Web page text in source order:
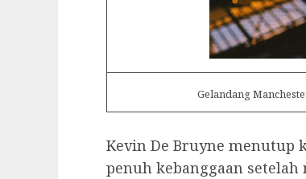
Gelandang
Kevin De Bruyne menutup
penuh kebanggaan